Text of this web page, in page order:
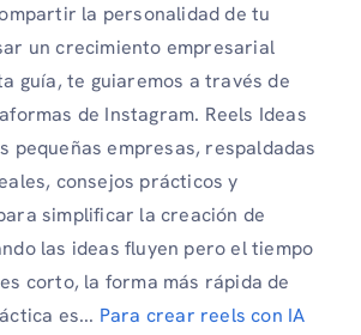
la personalidad de tu
un crecimiento empresarial
guía, te guiaremos a través de
de Instagram. Reels Ideas
pequeñas empresas, respaldadas
consejos prácticos y
simplificar la creación de
las ideas fluyen pero el tiempo
corto, la forma más rápida de
es... Para crear reels con IA